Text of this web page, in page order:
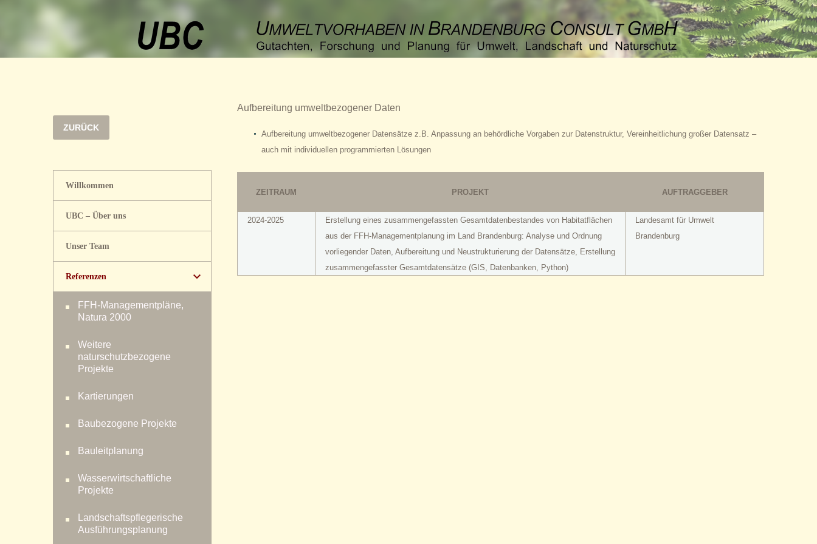
ZURÜCK
Willkommen
UBC – Über uns
Unser Team
Referenzen
FFH-Managementpläne,
Natura 2000
Weitere
naturschutzbezogene
Projekte
Kartierungen
Baubezogene Projekte
Bauleitplanung
Wasserwirtschaftliche
Projekte
Landschaftspflegerische
Ausführungsplanung
Aufbereitung umweltbezogener Daten
Aufbereitung umweltbezogener Datensätze z.B. Anpassung an behördliche Vorgaben zur Datenstruktur, Vereinheitlichung großer Datensatz –
auch mit individuellen programmierten Lösungen
ZEITRAUM PROJEKT AUFTRAGGEBER
2024-2025
Erstellung eines zusammengefassten Gesamtdatenbestandes von Habitatflächen
aus der FFH-Managementplanung im Land Brandenburg: Analyse und Ordnung
vorliegender Daten, Aufbereitung und Neustrukturierung der Datensätze, Erstellung
zusammengefasster Gesamtdatensätze (GIS, Datenbanken, Python)
Landesamt für Umwelt
Brandenburg